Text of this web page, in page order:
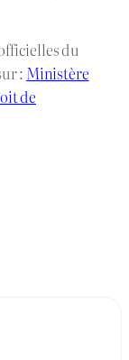
du
: Ministère
de